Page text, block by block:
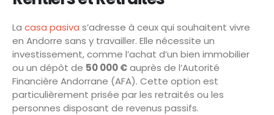
La casa pasiva s’adresse à ceux qui souhaitent vivre
en Andorre sans y travailler. Elle nécessite un
investissement, comme l’achat d’un bien immobilier
ou un dépôt de 50 000 €auprès de l’Autorité
Financière Andorrane (AFA). Cette option est
particulièrement prisée par les retraités ou les
personnes disposant de revenus passifs.